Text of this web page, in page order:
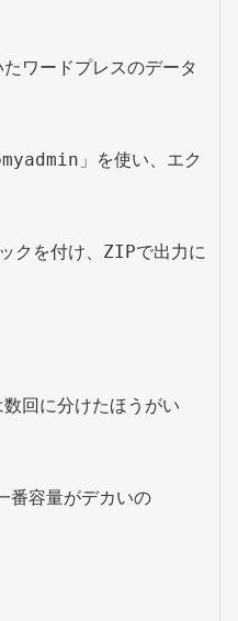
ワードプレスのデータ
」を使い、エク
ックを付け、ZIPで出力に
回に分けたほうがい
容量がデカいの